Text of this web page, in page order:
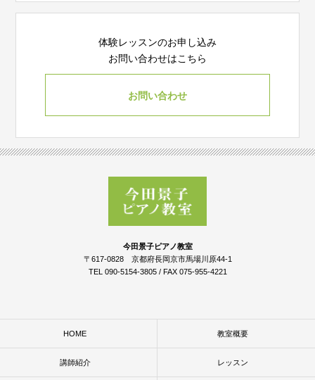
体験レッスンのお申し込み
お問い合わせはこちら
お問い合わせ
今田景子ピアノ教室
〒617-0828 京都府長岡京市馬場川原44-1
TEL 090-5154-3805 / FAX 075-955-4221
HOME 教室概要
講師紹介 レッスン